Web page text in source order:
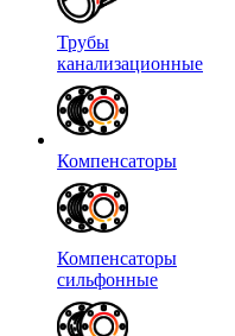
Трубы
канализационные
Компенсаторы
Компенсаторы
сильфонные